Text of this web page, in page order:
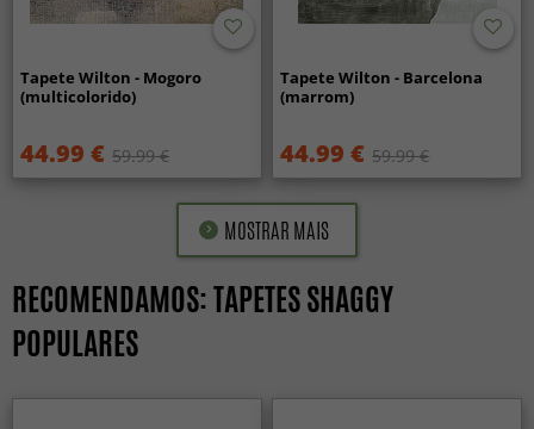
Tapete Wilton - Mogoro
(multicolorido)
44.99 € 59.99 €
Tapete Wilton - Barcelona
(marrom)
44.99 € 59.99 €
MOSTRAR MAIS
RECOMENDAMOS: TAPETES SHAGGY
POPULARES